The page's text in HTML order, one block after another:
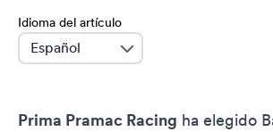
Idioma del artículo
language
Prima Pramac Racing ha elegido